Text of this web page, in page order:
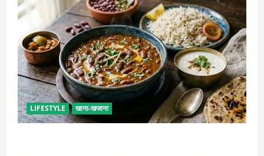
LIFESTYLE खाना-खजाना